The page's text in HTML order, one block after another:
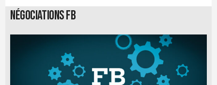
Négociations FB